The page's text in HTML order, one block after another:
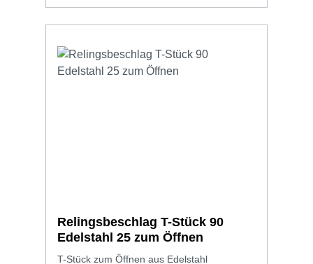
Relingsbeschlag T-Stück 90
Edelstahl 25 zum Öffnen
T-Stück zum Öffnen aus Edelstahl